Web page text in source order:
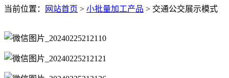
当前位置： 网站首页 > 小批量加工产品 > 交通公交展示模式